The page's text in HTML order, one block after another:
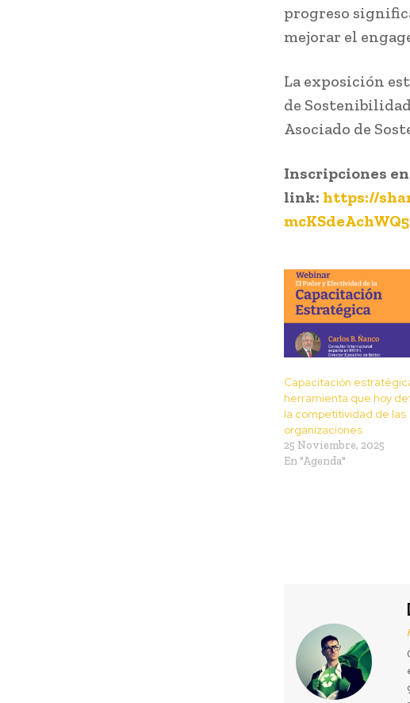
progreso
mejorar el
La exposición
de
Asociado de
Inscripciones
link: https://
Capacitación
herramienta que hoy
la competitividad de las
organizaciones
25 Noviembre, 2025
En "Agenda"